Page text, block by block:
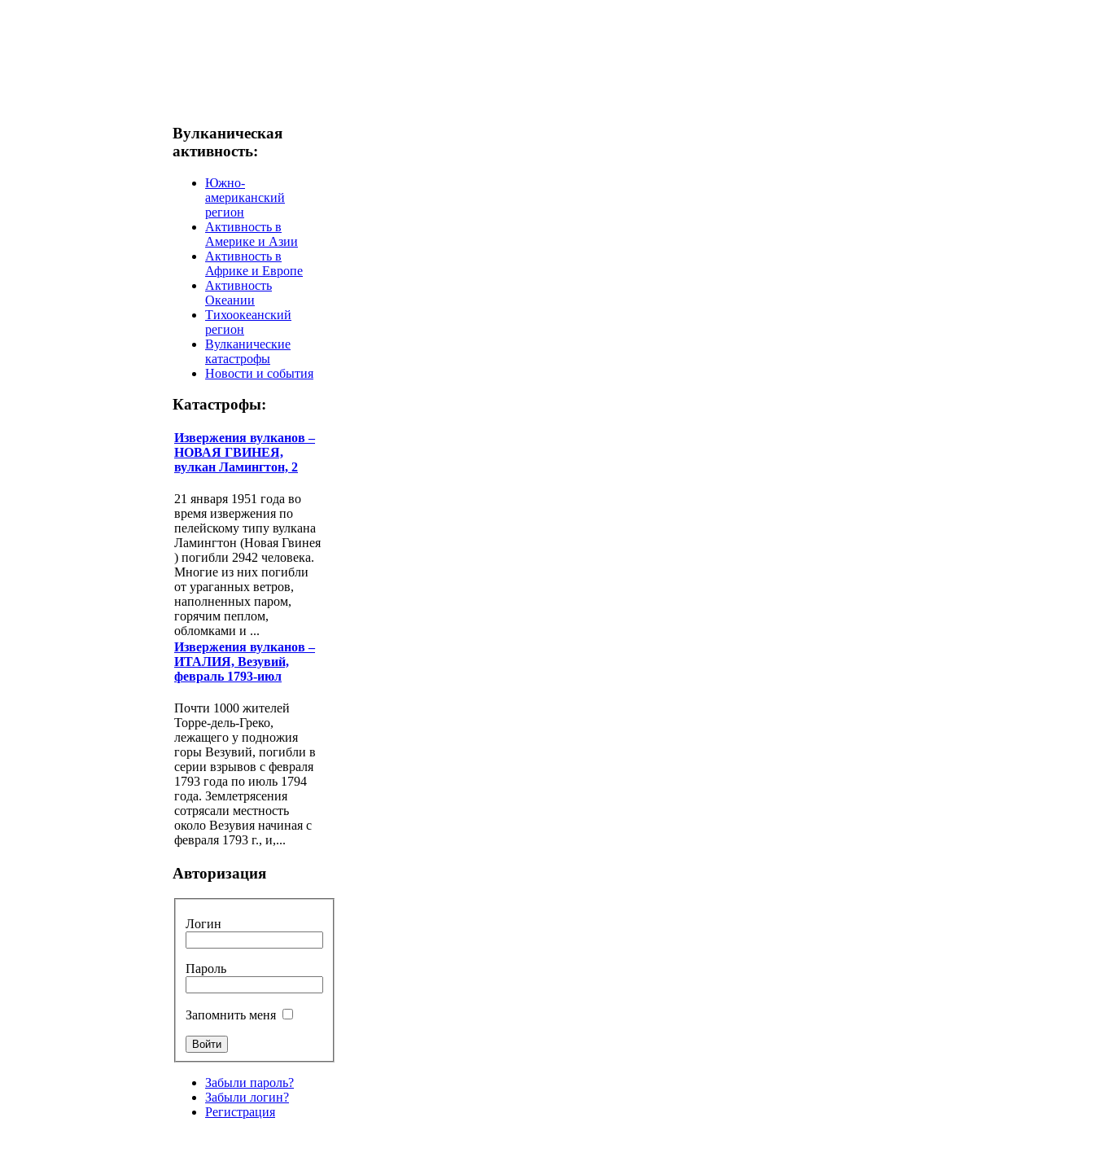
Вулканическая
активность:
Южно-
американский
регион
Активность в
Америке и Азии
Активность в
Африке и Европе
Активность
Океании
Тихоокеанский
регион
Вулканические
катастрофы
Новости и события
Катастрофы:
Извержения вулканов –
НОВАЯ ГВИНЕЯ,
вулкан Ламингтон, 2
21 января 1951 года во
время извержения по
пелейскому типу вулкана
Ламингтон (Новая Гвинея
) погибли 2942 человека.
Многие из них погибли
от ураганных ветров,
наполненных паром,
горячим пеплом,
обломками и ...
Извержения вулканов –
ИТАЛИЯ, Везувий,
февраль 1793-июл
Почти 1000 жителей
Торре-дель-Греко,
лежащего у подножия
горы Везувий, погибли в
серии взрывов с февраля
1793 года по июль 1794
года. Землетрясения
сотрясали местность
около Везувия начиная с
февраля 1793 г., и,...
Авторизация
Логин
Пароль
Запомнить меня
Забыли пароль?
Забыли логин?
Регистрация